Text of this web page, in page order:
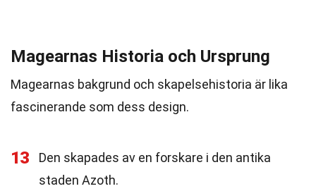
Magearnas Historia och Ursprung
Magearnas bakgrund och skapelsehistoria är lika
fascinerande som dess design.
13
Den skapades av en forskare i den antika
staden Azoth.